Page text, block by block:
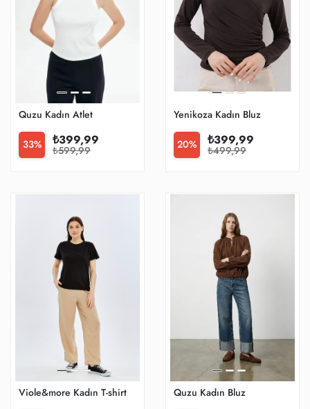
Quzu Kadın Atlet
33% ₺399,99
₺599,99
Yenikoza Kadın Bluz
20% ₺399,99
₺499,99
Viole&more Kadın T-shirt Yk25 Quzu Kadın Bluz